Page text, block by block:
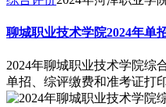
聊城职业技术学院2024年单
2024年聊城职业技术学院综
单招、综评缴费和准考证打